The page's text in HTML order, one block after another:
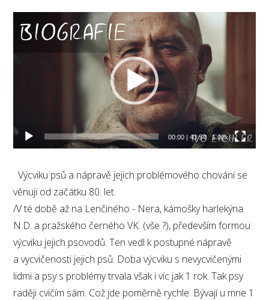
přehrávač
00:00| 43:54 1.00x
Výcviku psů a nápravě jejich problémového chování se
věnuji od začátku 80. let.
/V té době až na Lenčiného - Nera, kámošky harlekýna
N.D. a pražského černého VK. (vše ?), především formou
výcviku jejich psovodů. Ten vedl k postupné nápravě
a vycvičenosti jejich psů. Doba výcviku s nevycvičenými
lidmi a psy s problémy trvala však i víc jak 1 rok. Tak psy
raději cvičím sám. Což jde poměrně rychle. Bývají u mne 1